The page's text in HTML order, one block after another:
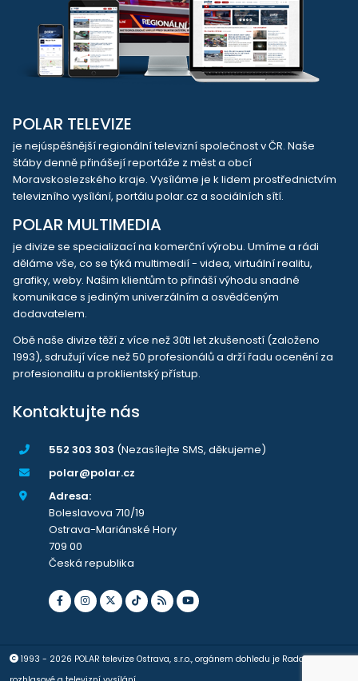
POLAR TELEVIZE
je nejúspěšnější regionální televizní společnost v ČR. Naše
štáby denně přinášejí reportáže z měst a obcí
Moravskoslezského kraje. Vysíláme je k lidem prostřednictvím
televizního vysílání, portálu polar.cz a sociálních sítí.
POLAR MULTIMEDIA
je divize se specializací na komerční výrobu. Umíme a rádi
děláme vše, co se týká multimedií - videa, virtuální realitu,
grafiky, weby. Našim klientům to přináší výhodu snadné
komunikace s jediným univerzálním a osvědčeným
dodavatelem.
Obě naše divize těží z více než 30ti let zkušeností (založeno
1993), sdružují více než 50 profesionálů a drží řadu ocenění za
profesionalitu a proklientský přístup.
Kontaktujte nás
552 303 303 (Nezasílejte SMS, děkujeme)
polar@polar.cz
Adresa:
Boleslavova 710/19
Ostrava-Mariánské Hory
709 00
Česká republika
1993 - 2026 POLAR televize Ostrava, s.r.o., orgánem dohledu je Rada pro